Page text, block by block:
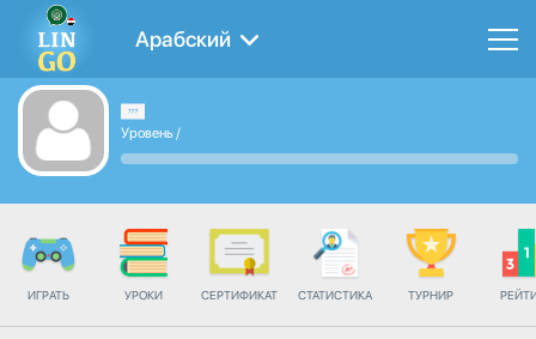
Арабский
Уровень /
ИГРАТЬ УРОКИ СЕРТИФИКАТ СТАТИСТИКА ТУРНИР